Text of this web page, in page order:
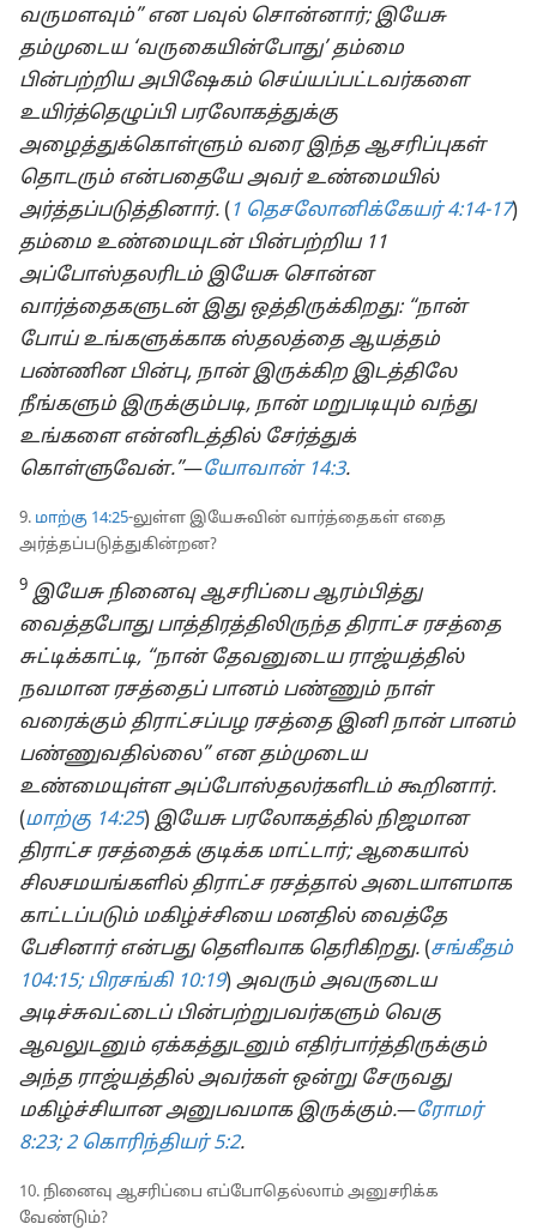
வருமளவும்” என பவுல் சொன்னார்; இயேசு
தம்முடைய ‘வருகையின்போது’ தம்மை
பின்பற்றிய அபிஷேகம் செய்யப்பட்டவர்களை
உயிர்த்தெழுப்பி பரலோகத்துக்கு
அழைத்துக்கொள்ளும் வரை இந்த ஆசரிப்புகள்
தொடரும் என்பதையே அவர் உண்மையில்
அர்த்தப்படுத்தினார். ( 1 தெசலோனிக்கேயர் 4:14-17)
தம்மை உண்மையுடன் பின்பற்றிய 11
அப்போஸ்தலரிடம் இயேசு சொன்ன
வார்த்தைகளுடன் இது ஒத்திருக்கிறது: “நான்
போய் உங்களுக்காக ஸ்தலத்தை ஆயத்தம்
பண்ணின பின்பு, நான் இருக்கிற இடத்திலே
நீங்களும் இருக்கும்படி, நான் மறுபடியும் வந்து
உங்களை என்னிடத்தில் சேர்த்துக்
கொள்ளுவேன்.”​—⁠யோவான் 14:3.
9. மாற்கு 14:25-⁠லுள்ள இயேசுவின் வார்த்தைகள் எதை
அர்த்தப்படுத்துகின்றன?
9 இயேசு நினைவு ஆசரிப்பை ஆரம்பித்து
வைத்தபோது பாத்திரத்திலிருந்த திராட்ச ரசத்தை
சுட்டிக்காட்டி, “நான் தேவனுடைய ராஜ்யத்தில்
நவமான ரசத்தைப் பானம் பண்ணும் நாள்
வரைக்கும் திராட்சப்பழ ரசத்தை இனி நான் பானம்
பண்ணுவதில்லை” என தம்முடைய
உண்மையுள்ள அப்போஸ்தலர்களிடம் கூறினார்.
(மாற்கு 14:25) இயேசு பரலோகத்தில் நிஜமான
திராட்ச ரசத்தைக் குடிக்க மாட்டார்; ஆகையால்
சிலசமயங்களில் திராட்ச ரசத்தால் அடையாளமாக
காட்டப்படும் மகிழ்ச்சியை மனதில் வைத்தே
பேசினார் என்பது தெளிவாக தெரிகிறது. (சங்கீதம்
104:15; பிரசங்கி 10:19) அவரும் அவருடைய
அடிச்சுவட்டைப் பின்பற்றுபவர்களும் வெகு
ஆவலுடனும் ஏக்கத்துடனும் எதிர்பார்த்திருக்கும்
அந்த ராஜ்யத்தில் அவர்கள் ஒன்று சேருவது
மகிழ்ச்சியான அனுபவமாக இருக்கும்.​—⁠ரோமர்
8:23; 2 கொரிந்தியர் 5:2.
10. நினைவு ஆசரிப்பை எப்போதெல்லாம் அனுசரிக்க
வேண்டும்?